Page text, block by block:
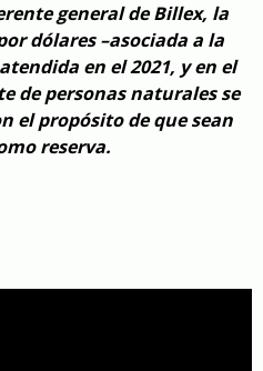
general de Billex, la
dólares –asociada a la
en el 2021, y en el
de personas naturales se
el propósito de que sean
reserva.